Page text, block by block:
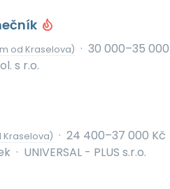
od Kraselova) · 30 000–35
s r.o.
Kraselova) · 24 400–37 000 Kč
· UNIVERSAL - PLUS s.r.o.